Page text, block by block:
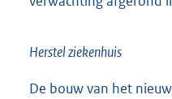
Herstel ziekenhuis
De bouw van het